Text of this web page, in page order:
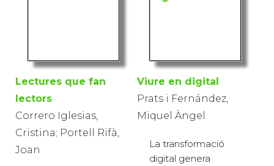
Lectures que fan
lectors
Correro Iglesias,
Cristina; Portell Rifà,
Joan
Viure en digital
Prats i Fernández,
Miquel Àngel
La transformació
digital genera